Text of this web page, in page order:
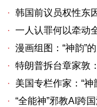
· 韩国前议员权性东
· 一人认罪何以牵动
· 漫画组图：“神韵”
· 特朗普拆台章家敦
·
美国专栏作家：“神韵”受审
· “全能神”邪教AI跨